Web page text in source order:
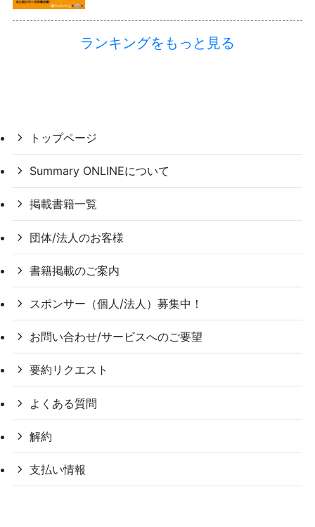
ランキングをもっと見る
トップページ
Summary ONLINEについて
掲載書籍一覧
団体/法人のお客様
書籍掲載のご案内
スポンサー（個人/法人）募集中！
お問い合わせ/サービスへのご要望
要約リクエスト
よくある質問
解約
支払い情報